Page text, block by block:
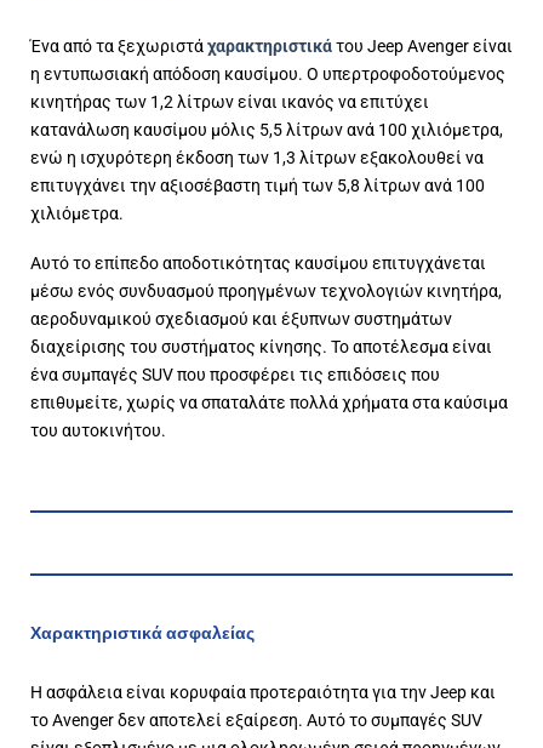
Ένα από τα ξεχωριστάχαρακτηριστικάτου Jeep Avenger είναι
η εντυπωσιακή απόδοση καυσίμου. Ο υπερτροφοδοτούμενος
κινητήρας των 1,2 λίτρων είναι ικανός να επιτύχει
κατανάλωση καυσίμου μόλις 5,5 λίτρων ανά 100 χιλιόμετρα,
ενώ η ισχυρότερη έκδοση των 1,3 λίτρων εξακολουθεί να
επιτυγχάνει την αξιοσέβαστη τιμή των 5,8 λίτρων ανά 100
χιλιόμετρα.
Αυτό το επίπεδο αποδοτικότητας καυσίμου επιτυγχάνεται
μέσω ενός συνδυασμού προηγμένων τεχνολογιών κινητήρα,
αεροδυναμικού σχεδιασμού και έξυπνων συστημάτων
διαχείρισης του συστήματος κίνησης. Το αποτέλεσμα είναι
ένα συμπαγές SUV που προσφέρει τις επιδόσεις που
επιθυμείτε, χωρίς να σπαταλάτε πολλά χρήματα στα καύσιμα
του αυτοκινήτου.
Χαρακτηριστικά ασφαλείας
Η ασφάλεια είναι κορυφαία προτεραιότητα για την Jeep και
το Avenger δεν αποτελεί εξαίρεση. Αυτό το συμπαγές SUV